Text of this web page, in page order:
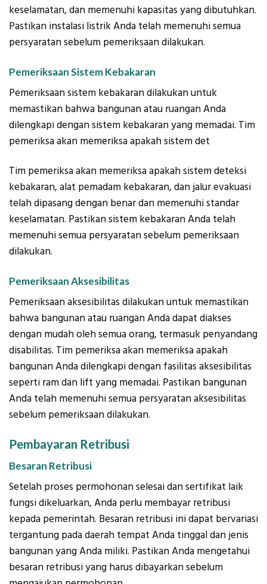
keselamatan, dan memenuhi kapasitas yang dibutuhkan.
Pastikan instalasi listrik Anda telah memenuhi semua
persyaratan sebelum pemeriksaan dilakukan.
Pemeriksaan Sistem Kebakaran
Pemeriksaan sistem kebakaran dilakukan untuk
memastikan bahwa bangunan atau ruangan Anda
dilengkapi dengan sistem kebakaran yang memadai. Tim
pemeriksa akan memeriksa apakah sistem det
Tim pemeriksa akan memeriksa apakah sistem deteksi
kebakaran, alat pemadam kebakaran, dan jalur evakuasi
telah dipasang dengan benar dan memenuhi standar
keselamatan. Pastikan sistem kebakaran Anda telah
memenuhi semua persyaratan sebelum pemeriksaan
dilakukan.
Pemeriksaan Aksesibilitas
Pemeriksaan aksesibilitas dilakukan untuk memastikan
bahwa bangunan atau ruangan Anda dapat diakses
dengan mudah oleh semua orang, termasuk penyandang
disabilitas. Tim pemeriksa akan memeriksa apakah
bangunan Anda dilengkapi dengan fasilitas aksesibilitas
seperti ram dan lift yang memadai. Pastikan bangunan
Anda telah memenuhi semua persyaratan aksesibilitas
sebelum pemeriksaan dilakukan.
Pembayaran Retribusi
Besaran Retribusi
Setelah proses permohonan selesai dan sertifikat laik
fungsi dikeluarkan, Anda perlu membayar retribusi
kepada pemerintah. Besaran retribusi ini dapat bervariasi
tergantung pada daerah tempat Anda tinggal dan jenis
bangunan yang Anda miliki. Pastikan Anda mengetahui
besaran retribusi yang harus dibayarkan sebelum